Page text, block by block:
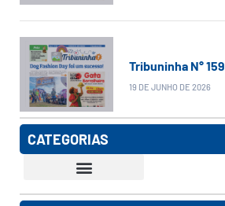
Tribuninha N° 159
19 DE JUNHO DE 2026
CATEGORIAS